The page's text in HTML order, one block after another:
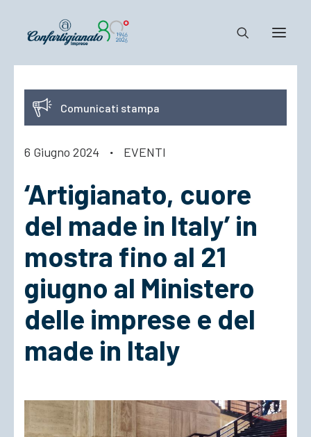
Notizie e Documenti
Confartigianato
Cosa Facciamo
ACCEDI
Comunicati stampa
6 Giugno 2024 · EVENTI
‘Artigianato, cuore
del made in Italy’ in
mostra fino al 21
giugno al Ministero
delle imprese e del
made in Italy